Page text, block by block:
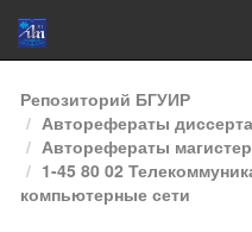
Skip
navigation
Репозиторий БГУИР
Авторефераты
Авторефераты
1-45 80 02
компьютерные сети